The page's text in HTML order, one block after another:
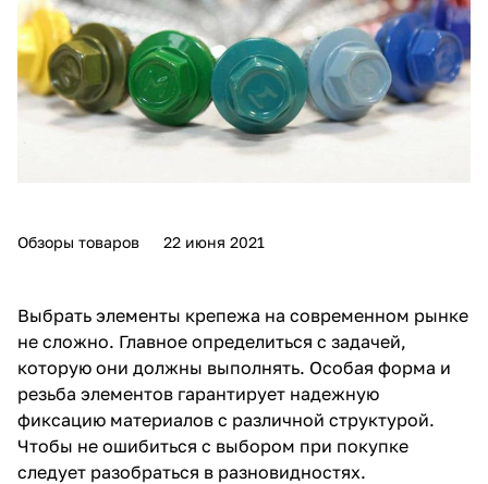
Обзоры товаров 22 июня 2021
Выбрать элементы крепежа на современном рынке
не сложно. Главное определиться с задачей,
которую они должны выполнять. Особая форма и
резьба элементов гарантирует надежную
фиксацию материалов с различной структурой.
Чтобы не ошибиться с выбором при покупке
следует разобраться в разновидностях.